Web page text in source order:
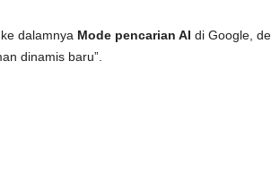
dalamnya Mode pencarian AI di Google,
dinamis baru”.